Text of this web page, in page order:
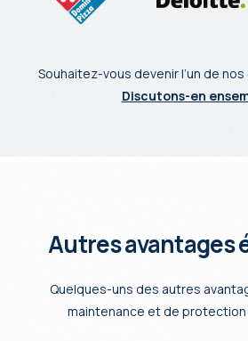
Souhaitez-vous devenir l’un de
Discutons-en
Autres avantages
Quelques-uns des autres
maintenance et de protection